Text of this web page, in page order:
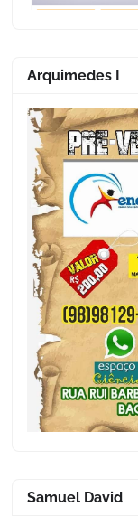
Arquimedes I
Samuel David